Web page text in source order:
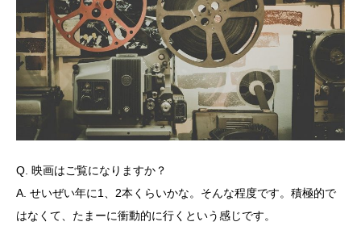
Q. 映画はご覧になりますか？
A. せいぜい年に1、2本くらいかな。そんな程度です。積極的で
はなくて、たまーに衝動的に行くという感じです。